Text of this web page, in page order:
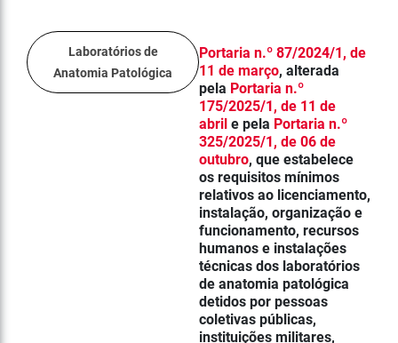
Laboratórios de
Anatomia Patológica
Portaria n.º 87/2024/1, de
11 de março, alterada
pela Portaria n.º
175/2025/1, de 11 de
abril e pela Portaria n.º
325/2025/1, de 06 de
outubro, que estabelece
os requisitos mínimos
relativos ao licenciamento,
instalação, organização e
funcionamento, recursos
humanos e instalações
técnicas dos laboratórios
de anatomia patológica
detidos por pessoas
coletivas públicas,
instituições militares,